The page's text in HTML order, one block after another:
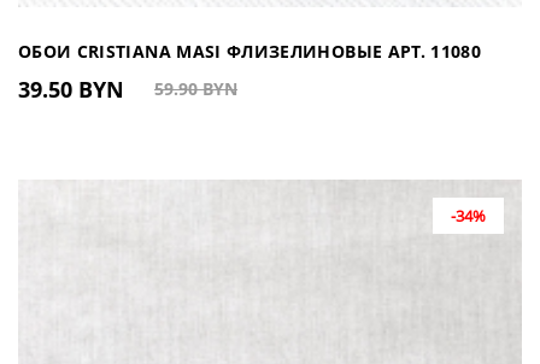
ОБОИ CRISTIANA MASI ФЛИЗЕЛИНОВЫЕ АРТ. 11080
(ИТАЛИЯ)
39.50 BYN 59.90 BYN
-34%